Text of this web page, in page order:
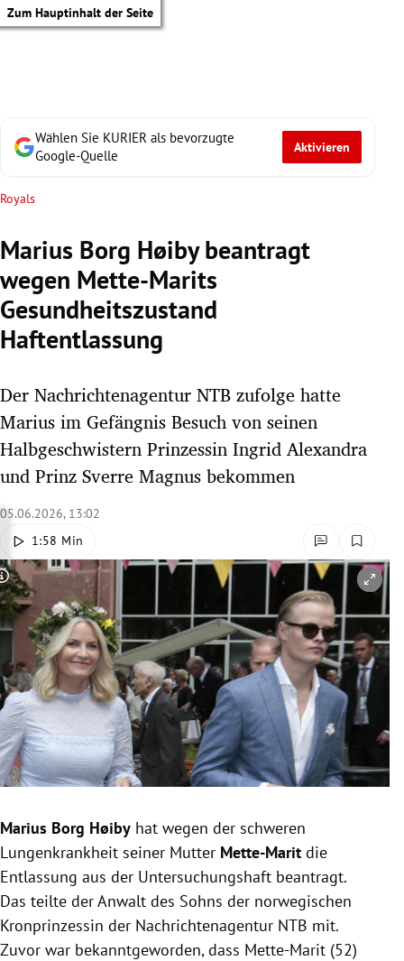
Zum Hauptinhalt der Seite
Untermenü
Untermenü
Untermenü
Untermenü
Untermenü
Untermenü
Untermenü
Untermenü
Untermenü
Wählen Sie KURIER als bevorzugte
Google-Quelle
Aktivieren
Royals
Marius Borg Høiby beantragt
wegen Mette-Marits
Gesundheitszustand
Haftentlassung
Der Nachrichtenagentur NTB zufolge hatte
Marius im Gefängnis Besuch von seinen
Halbgeschwistern Prinzessin Ingrid Alexandra
und Prinz Sverre Magnus bekommen
05.06.2026, 13:02
1:58 Min
Copyright-Hinweis öffnen/schließen
Marius Borg Høiby hat wegen der schweren
Lungenkrankheit seiner Mutter Mette-Marit die
Entlassung aus der Untersuchungshaft beantragt.
Das teilte der Anwalt des Sohns der norwegischen
Kronprinzessin der Nachrichtenagentur NTB mit.
Zuvor war bekanntgeworden, dass Mette-Marit (52)